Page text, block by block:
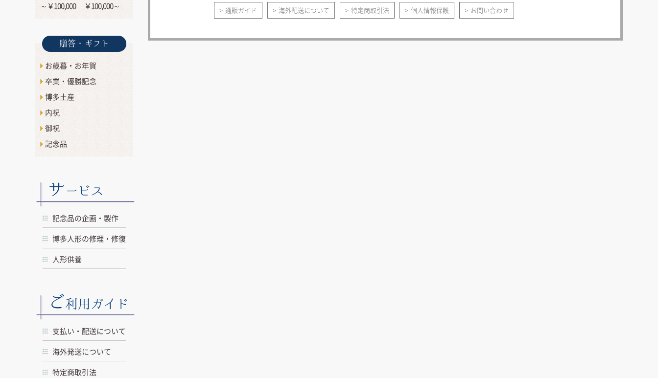
通販ガイド 海外配送について 特定商取引法 個人情報保護 お問い合わせ
～￥100,000
￥100,000～
贈答・ギフト
お歳暮・お年賀
卒業・優勝記念
博多土産
内祝
御祝
記念品
サービス
記念品の企画・製作
博多人形の修理・修復
人形供養
ご利用ガイド
支払い・配送について
海外発送について
特定商取引法